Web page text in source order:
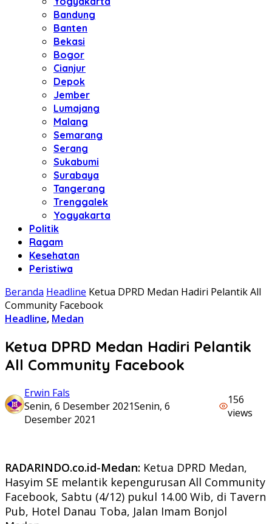
Bandung
Banten
Bekasi
Bogor
Cianjur
Depok
Jember
Lumajang
Malang
Semarang
Serang
Sukabumi
Surabaya
Tangerang
Trenggalek
Yogyakarta
Politik
Ragam
Kesehatan
Peristiwa
Beranda Headline Ketua DPRD Medan Hadiri Pelantik All
Community Facebook
Headline, Medan
Ketua DPRD Medan Hadiri Pelantik
All Community Facebook
Erwin Fals
Senin, 6 Desember 2021Senin, 6
Desember 2021
156
views
RADARINDO.co.id-Medan: Ketua DPRD Medan,
Hasyim SE melantik kepengurusan All Community
Facebook, Sabtu (4/12) pukul 14.00 Wib, di Tavern
Pub, Hotel Danau Toba, Jalan Imam Bonjol